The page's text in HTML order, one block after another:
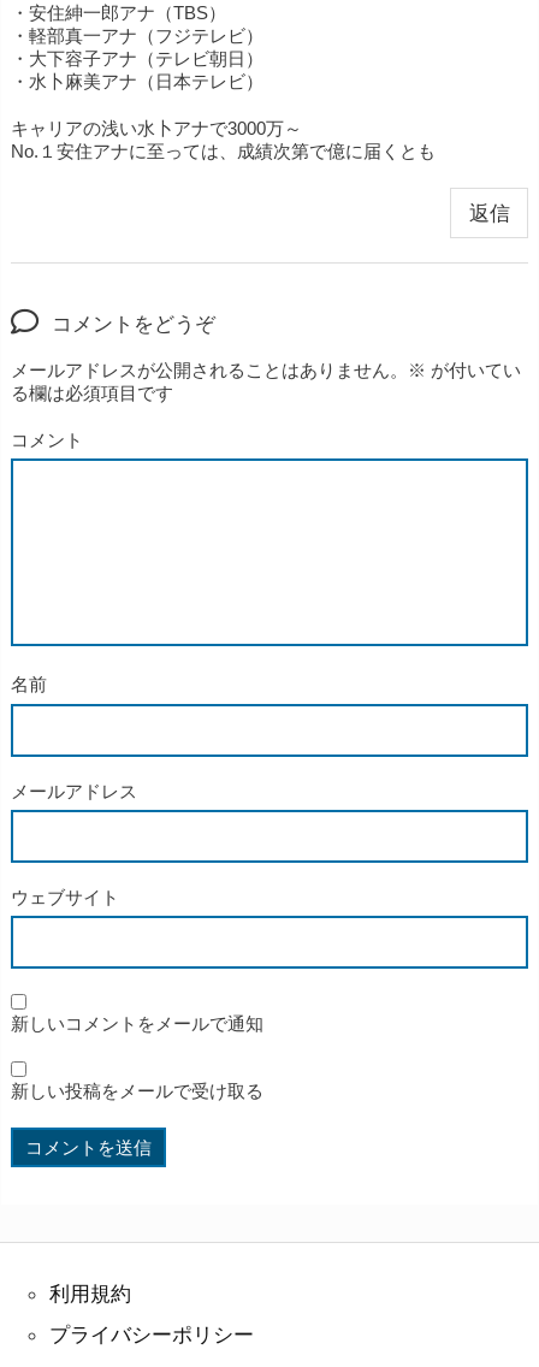
・安住紳一郎アナ（TBS）
・軽部真一アナ（フジテレビ）
・大下容子アナ（テレビ朝日）
・水卜麻美アナ（日本テレビ）
キャリアの浅い水卜アナで3000万～
No.１安住アナに至っては、成績次第で億に届くとも
返信
コメントをどうぞ
メールアドレスが公開されることはありません。 ※ が付いてい
る欄は必須項目です
コメント
名前
メールアドレス
ウェブサイト
新しいコメントをメールで通知
新しい投稿をメールで受け取る
利用規約
プライバシーポリシー